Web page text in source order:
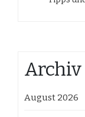
Archiv
August 2026